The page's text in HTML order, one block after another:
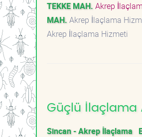
TEKKE MAH. Akrep
MAH. Akrep İlaçlama
Akrep İlaçlama Hizmeti
Güçlü İlaçlama
Sincan - Akrep İlaçlama